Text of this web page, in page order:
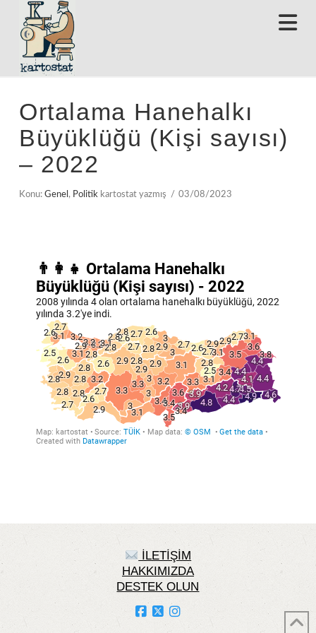
Ortalama Hanehalkı
Büyüklüğü (Kişi sayısı)
– 2022
Konu: Genel , Politik kartostat yazmış 03/08/2023
İLETİŞİM
HAKKIMIZDA
DESTEK OLUN